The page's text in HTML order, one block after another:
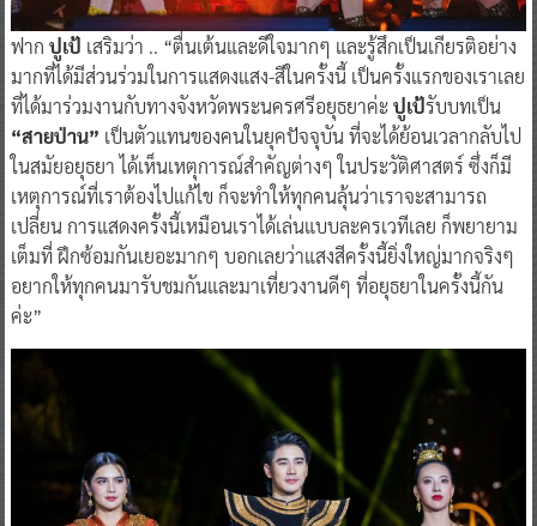
ฟาก ปูเป้ เสริมว่า .. “ตื่นเต้นและดีใจมากๆ และรู้สึกเป็นเกียรติอย่าง
มากที่ได้มีส่วนร่วมในการแสดงแสง-สีในครั้งนี้ เป็นครั้งแรกของเราเลย
ที่ได้มาร่วมงานกับทางจังหวัดพระนครศรีอยุธยาค่ะปูเป้รับบทเป็น
“สายป่าน” เป็นตัวแทนของคนในยุคปัจจุบัน ที่จะได้ย้อนเวลากลับไป
ในสมัยอยุธยา ได้เห็นเหตุการณ์สำคัญต่างๆ ในประวัติศาสตร์ ซึ่งก็มี
เหตุการณ์ที่เราต้องไปแก้ไข ก็จะทำให้ทุกคนลุ้นว่าเราจะสามารถ
เปลี่ยน การแสดงครั้งนี้เหมือนเราได้เล่นแบบละครเวทีเลย ก็พยายาม
เต็มที่ ฝึกซ้อมกันเยอะมากๆ บอกเลยว่าแสงสีครั้งนี้ยิ่งใหญ่มากจริงๆ
อยากให้ทุกคนมารับชมกันและมาเที่ยวงานดีๆ ที่อยุธยาในครั้งนี้กัน
ค่ะ”